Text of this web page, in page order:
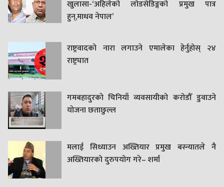
खुलासा-‘अहिलेको लोडसेडिङ्गको प्रमुख पात्र
हुन्,माधव नेपाल’
राष्ट्रवादको नारा लगाउने एमालेका हेर्नुहोस् २४
राष्ट्रघात
गमबहादुरकाे चिनियाँ व्यवसायीको करोडौँ डुवाउने
याेजना छताछुल्ल
मलाई सिध्याउन अख्तियार प्रमुख बस्न्यातले नै
अख्तियारको दुरुपयोग गरे– शर्मा